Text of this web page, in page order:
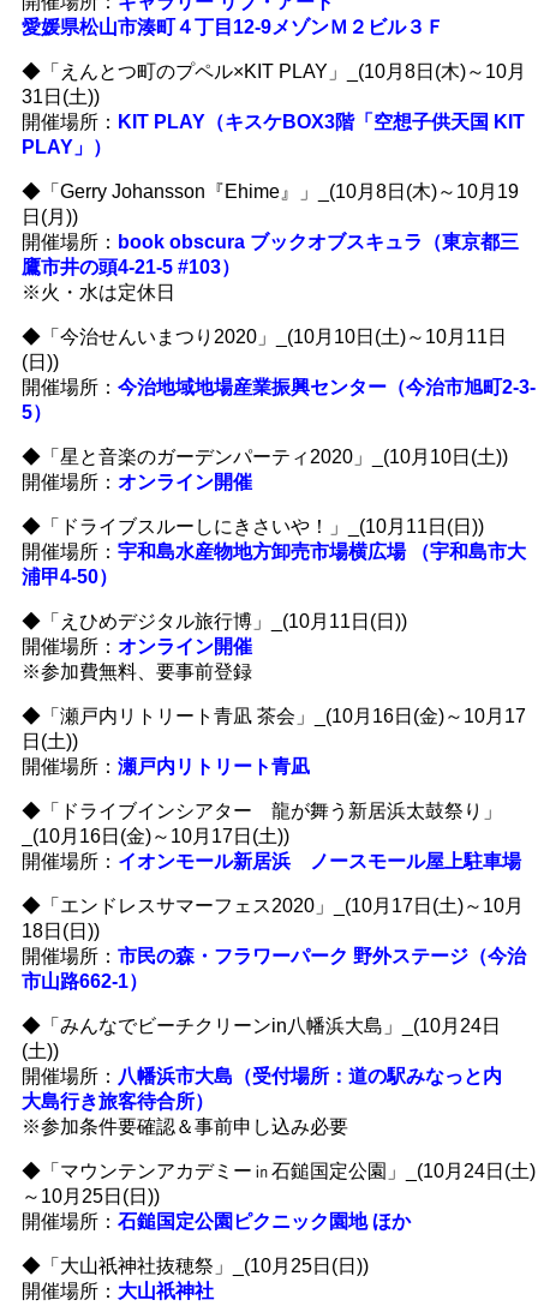
愛媛県松山市湊町４丁目12-9メゾンＭ２ビル３Ｆ
◆「えんとつ町のプペル×KIT PLAY」_(10月8日(木)～10月
31日(土))
開催場所： KIT PLAY（キスケBOX3階「空想子供天国 KIT
PLAY」）
◆「Gerry Johansson『Ehime』」_(10月8日(木)～10月19
日(月))
開催場所： book obscura ブックオブスキュラ（東京都三
鷹市井の頭4-21-5 #103）
※火・水は定休日
◆「今治せんいまつり2020」_(10月10日(土)～10月11日
(日))
開催場所： 今治地域地場産業振興センター（今治市旭町2-3-
5）
◆「星と音楽のガーデンパーティ2020」_(10月10日(土))
開催場所： オンライン開催
◆「ドライブスルーしにきさいや！」_(10月11日(日))
開催場所： 宇和島水産物地方卸売市場横広場 （宇和島市大
浦甲4-50）
◆「えひめデジタル旅行博」_(10月11日(日))
開催場所： オンライン開催
※参加費無料、要事前登録
◆「瀬戸内リトリート青凪 茶会」_(10月16日(金)～10月17
日(土))
開催場所： 瀬戸内リトリート青凪
◆「ドライブインシアター 龍が舞う新居浜太鼓祭り」
_(10月16日(金)～10月17日(土))
開催場所： イオンモール新居浜 ノースモール屋上駐車場
◆「エンドレスサマーフェス2020」_(10月17日(土)～10月
18日(日))
開催場所： 市民の森・フラワーパーク 野外ステージ（今治
市山路662-1）
◆「みんなでビーチクリーンin八幡浜大島」_(10月24日
(土))
開催場所： 八幡浜市大島（受付場所：道の駅みなっと内
大島行き旅客待合所）
※参加条件要確認＆事前申し込み必要
◆「マウンテンアカデミー㏌石鎚国定公園」_(10月24日(土)
～10月25日(日))
開催場所： 石鎚国定公園ピクニック園地 ほか
◆「大山祇神社抜穂祭」_(10月25日(日))
開催場所： 大山祇神社